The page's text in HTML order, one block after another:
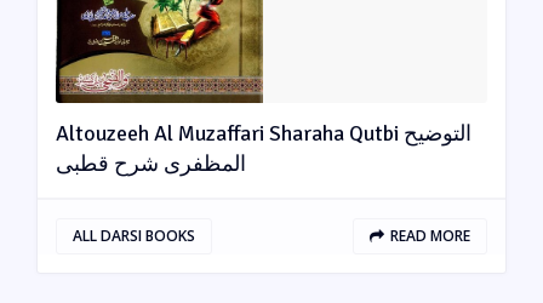
Altouzeeh Al Muzaffari Sharaha Qutbi التوضیح
المظفری شرح قطبی
ALL DARSI BOOKS READ MORE